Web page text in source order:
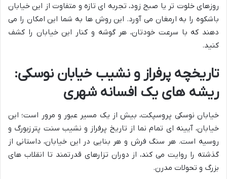
روزهای خلوت تر یا صبح زود، تجربه ای تازه و متفاوت از این خیابان
باشکوه را به ارمغان می آورد. این روش ها به شما این امکان را می
دهند که با سرعت خودتان، هر گوشه و کنار این خیابان را کشف
کنید.
تاریخچه پرفراز و نشیب خیابان نوسکی:
ریشه های یک افسانه شهری
خیابان نوسکی پروسپکت، بیش از یک مسیر عبور و مرور است؛ این
خیابان، آیینه ای تمام نما از تاریخ پرفراز و نشیب سنت پترزبورگ و
روسیه است. هر سنگ فرش و هر بنایی در این خیابان، داستانی از
گذشته را روایت می کند، از دوران تزارهای قدرتمند تا انقلاب های
بزرگ و تحولات مدرن.